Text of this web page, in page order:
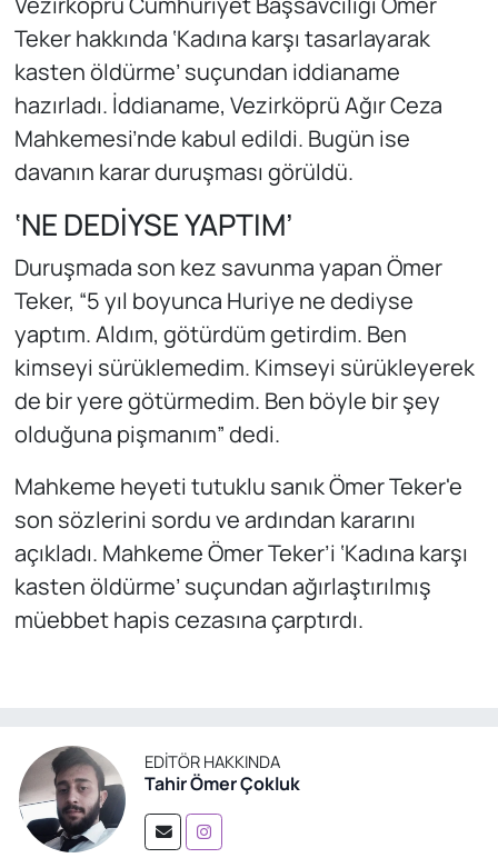
Teker hakkında ‘Kadına karşı tasarlayarak
kasten öldürme’ suçundan iddianame
hazırladı. İddianame, Vezirköprü Ağır Ceza
Mahkemesi’nde kabul edildi. Bugün ise
davanın karar duruşması görüldü.
‘NE DEDİYSE YAPTIM’
Duruşmada son kez savunma yapan Ömer
Teker, “5 yıl boyunca Huriye ne dediyse
yaptım. Aldım, götürdüm getirdim. Ben
kimseyi sürüklemedim. Kimseyi sürükleyerek
de bir yere götürmedim. Ben böyle bir şey
olduğuna pişmanım” dedi.
Mahkeme heyeti tutuklu sanık Ömer Teker'e
son sözlerini sordu ve ardından kararını
açıkladı. Mahkeme Ömer Teker’i ‘Kadına karşı
kasten öldürme’ suçundan ağırlaştırılmış
müebbet hapis cezasına çarptırdı.
EDITÖR HAKKINDA
Tahir Ömer Çokluk